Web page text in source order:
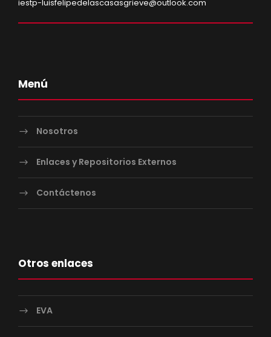
iestp-luisfelipedelascasasgrieve@outlook.com
Menú
Nosotros
Enlaces y Repositorios Externos
Contáctenos
Otros enlaces
EVA